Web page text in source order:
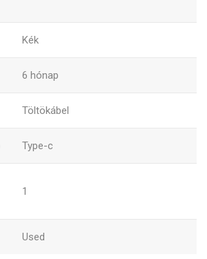
Kék
6 hónap
Töltökábel
Type-c
1
Used